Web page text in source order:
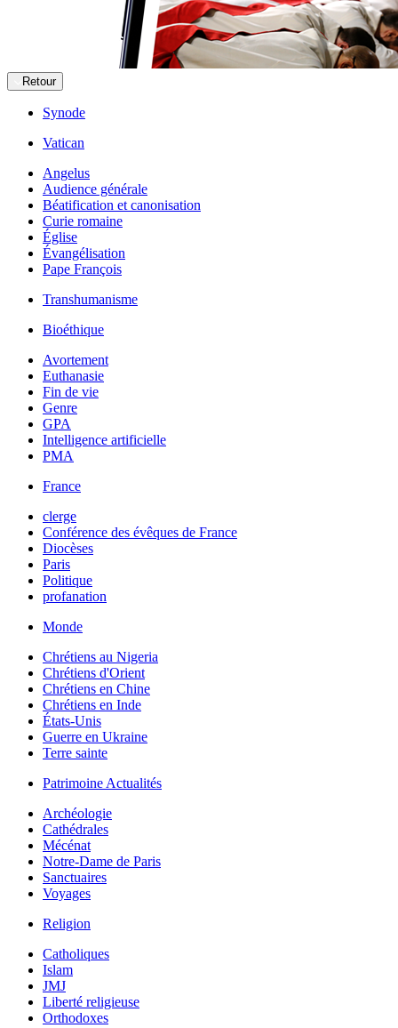
Retour
Synode
Vatican
Angelus
Audience générale
Béatification et canonisation
Curie romaine
Église
Évangélisation
Pape François
Transhumanisme
Bioéthique
Avortement
Euthanasie
Fin de vie
Genre
GPA
Intelligence artificielle
PMA
France
clerge
Conférence des évêques de France
Diocèses
Paris
Politique
profanation
Monde
Chrétiens au Nigeria
Chrétiens d'Orient
Chrétiens en Chine
Chrétiens en Inde
États-Unis
Guerre en Ukraine
Terre sainte
Patrimoine Actualités
Archéologie
Cathédrales
Mécénat
Notre-Dame de Paris
Sanctuaires
Voyages
Religion
Catholiques
Islam
JMJ
Liberté religieuse
Orthodoxes